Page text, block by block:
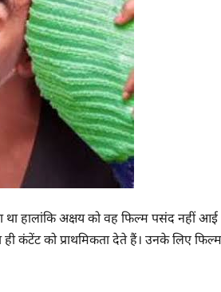
था हालांकि अक्षय को वह फिल्म पसंद नहीं आई
कंटेंट को प्राथमिकता देते हैं। उनके लिए फिल्म